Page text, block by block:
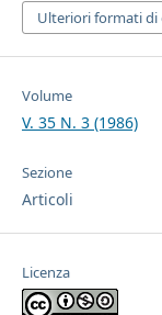
Ulteriori formati di
Volume
V. 35 N. 3 (1986)
Sezione
Articoli
Licenza